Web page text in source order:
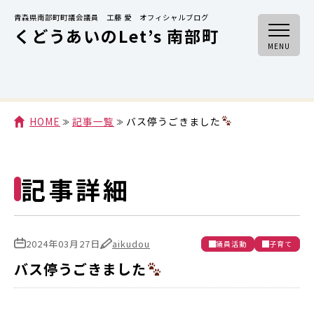
青森県南部町町議会議員 工藤 愛 オフィシャルブログ
くどうあいのLet’s 南部町 MENU
HOME 記事一覧 バス停うごきました
記事詳細
2024年03月27日 aikudou 議員活動 子育て
バス停うごきました